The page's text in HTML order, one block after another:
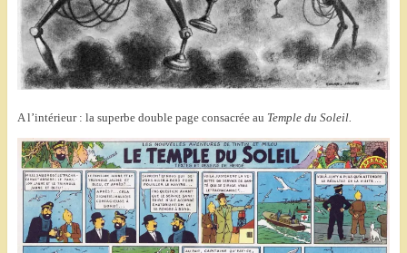
A l’intérieur : la superbe double page consacrée au Temple du Soleil.